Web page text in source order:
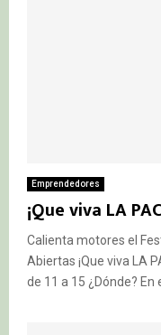
Emprendedores
¡Que viva LA
Calienta motores el
Abiertas ¡Que viva LA
de 11 a 15 ¿Dónde? En